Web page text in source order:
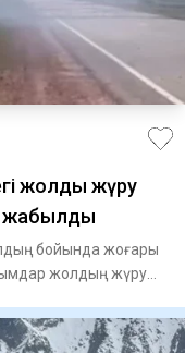
жолдың жүру
жабылды
бойында жоғары
сымдар жолдың жүру